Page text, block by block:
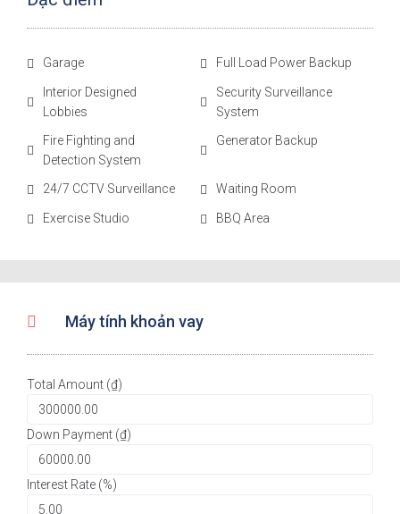
Garage Full Load Power Backup
Interior Designed
Lobbies
Security Surveillance
System
Fire Fighting and
Detection System
Generator Backup
24/7 CCTV Surveillance Waiting Room
Exercise Studio BBQ Area
Máy tính khoản vay
Total Amount (₫)
Down Payment (₫)
Interest Rate (%)